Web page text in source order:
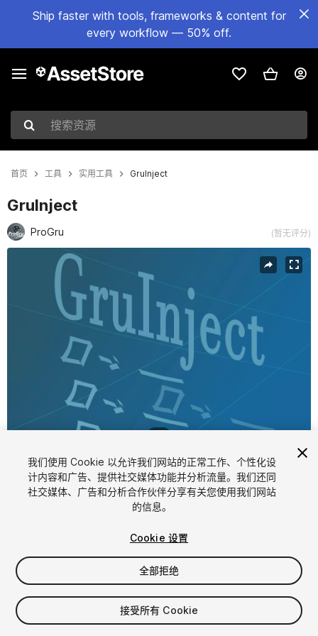
Ship faster with tools, frameworks & content for
every workflow — 50% off.
搜索资源
首页 工具 实用工具 GruInject
GruInject
ProGru (暂无评分)
当前幻灯片：1 / 4
FREE
添加至我的资源
我们使用 Cookie 以允许我们网站的正常工作、个性化设
计内容和广告、提供社交媒体功能并分析流量。我们还同
社交媒体、广告和分析合作伙伴分享有关您使用我们网站
的信息。
Cookie 设置
全部拒绝
接受所有 Cookie